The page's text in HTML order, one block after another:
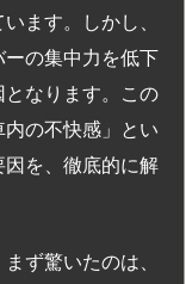
ます。しかし、
の集中力を低下
なります。この
の不快感」とい
を、徹底的に解
ず驚いたのは、